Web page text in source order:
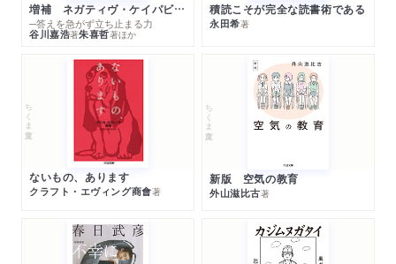
増補 ネガティヴ・ケイパビリティで生きる
─答えを急がず立ち止まる力
谷川嘉浩著朱喜哲著ほか
積読こそが完全な読書術である
永田希著
ちくま文庫
ないもの、あります
クラフト・エヴィング商會著
ちくま文庫
新版 空気の教育
外山滋比古著